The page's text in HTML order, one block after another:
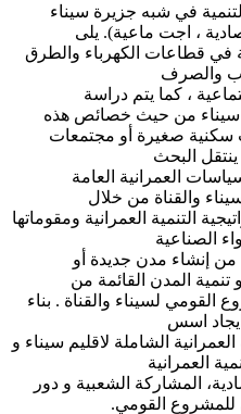
في شبه جزيرة سيناء
، اجت ماعية). يلى
في قطاعات الكهرباء والطرق
والصرف
، كما يتم دراسة
سيناء من حيث خصائص هذه
سكنية صغيرة أو مجتمعات
البحث
العمرانية العامة
والقناة من خلال
التنمية العمرانية ومقوماتها
الصناعية
من إنشاء مدن جديدة أو
المدن القائمة من
لسيناء والقناة . بناء
اسس
الشاملة لاقليم سيناء و
العمرانية
المشاركة الشعبية و دور
للمشروع القومي.